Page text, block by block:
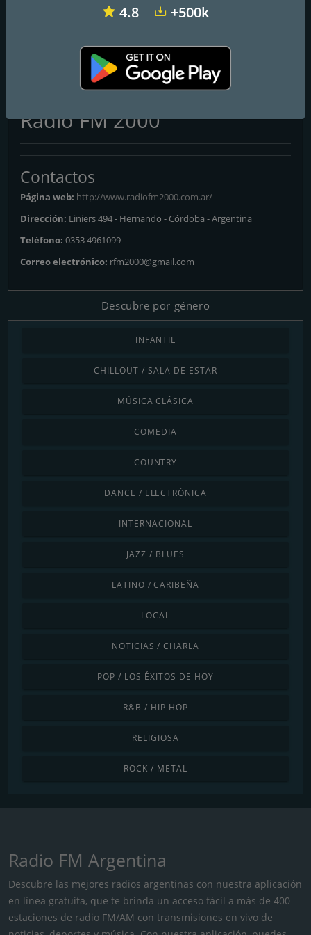
Radio Vale 97.5 FM Radio Del Plata 1030 AM
Radio FM 2000
Contactos
Página web: http://www.radiofm2000.com.ar/
Dirección: Liniers 494 - Hernando - Córdoba - Argentina
Teléfono: 0353 4961099
Correo electrónico: rfm2000@gmail.com
Descubre por género
INFANTIL
CHILLOUT / SALA DE ESTAR
MÚSICA CLÁSICA
COMEDIA
COUNTRY
DANCE / ELECTRÓNICA
INTERNACIONAL
JAZZ / BLUES
LATINO / CARIBEÑA
LOCAL
NOTICIAS / CHARLA
POP / LOS ÉXITOS DE HOY
R&B / HIP HOP
RELIGIOSA
ROCK / METAL
Radio FM Argentina
Descubre las mejores radios argentinas con nuestra aplicación
en línea gratuita, que te brinda un acceso fácil a más de 400
estaciones de radio FM/AM con transmisiones en vivo de
4.8 +500k